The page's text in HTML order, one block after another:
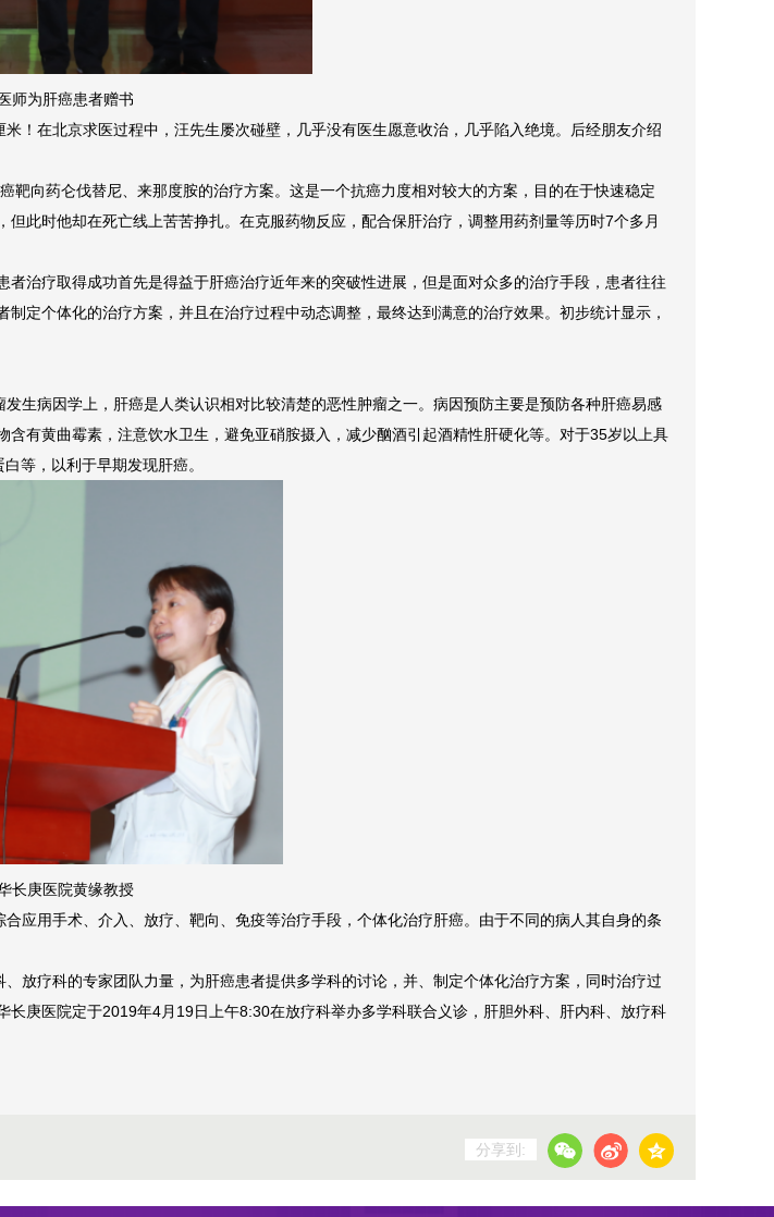
师为肝癌患者赠书
！在北京求医过程中，汪先生屡次碰壁，几乎没有医生愿意收治，几乎陷入绝境。后经朋友介绍
向药仑伐替尼、来那度胺的治疗方案。这是一个抗癌力度相对较大的方案，目的在于快速稳定
此时他却在死亡线上苦苦挣扎。在克服药物反应，配合保肝治疗，调整用药剂量等历时7个多月
治疗取得成功首先是得益于肝癌治疗近年来的突破性进展，但是面对众多的治疗手段，患者往往
定个体化的治疗方案，并且在治疗过程中动态调整，最终达到满意的治疗效果。初步统计显示，
生病因学上，肝癌是人类认识相对比较清楚的恶性肿瘤之一。病因预防主要是预防各种肝癌易感
有黄曲霉素，注意饮水卫生，避免亚硝胺摄入，减少酗酒引起酒精性肝硬化等。对于35岁以上具
等，以利于早期发现肝癌。
长庚医院黄缘教授
应用手术、介入、放疗、靶向、免疫等治疗手段，个体化治疗肝癌。由于不同的病人其自身的条
放疗科的专家团队力量，为肝癌患者提供多学科的讨论，并、制定个体化治疗方案，同时治疗过
庚医院定于2019年4月19日上午8:30在放疗科举办多学科联合义诊，肝胆外科、肝内科、放疗科
分享到: